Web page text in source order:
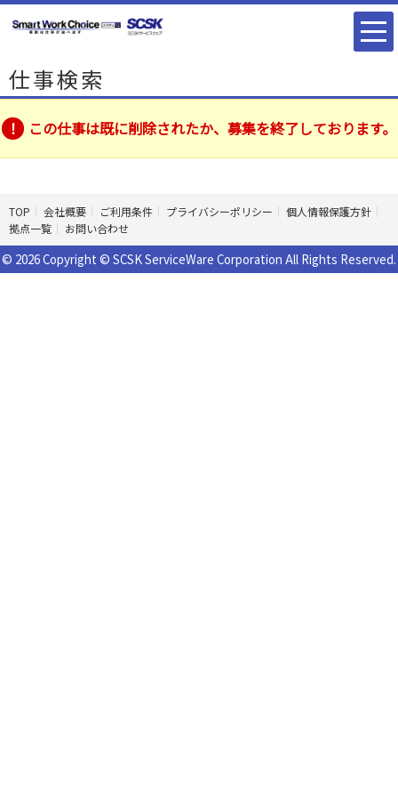
仕事検索
この仕事は既に削除されたか、募集を終了しております。
TOP 会社概要 ご利用条件 プライバシーポリシー
個人情報保護方針
拠点一覧
お問い合わせ
© 2026 Copyright © SCSK ServiceWare Corporation All Rights Reserved.